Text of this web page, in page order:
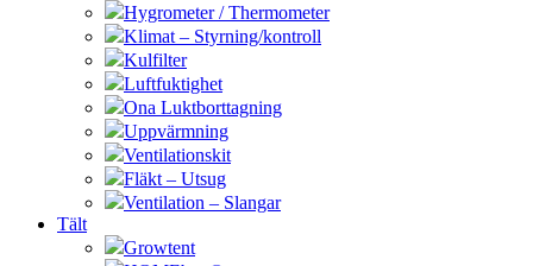
Hygrometer / Thermometer
Klimat – Styrning/kontroll
Kulfilter
Luftfuktighet
Ona Luktborttagning
Uppvärmning
Ventilationskit
Fläkt – Utsug
Ventilation – Slangar
Tält
Growtent